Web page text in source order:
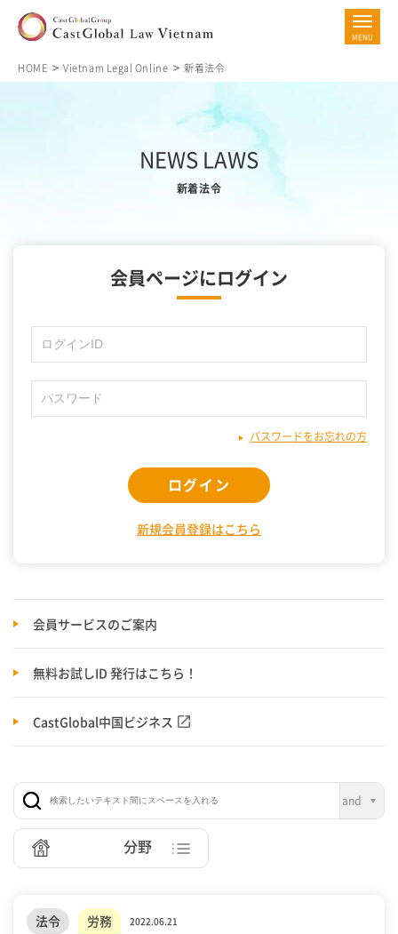
HOME Vietnam Legal Online 新着法令
NEWS LAWS
新着法令
会員ページにログイン
パスワードをお忘れの方
ログイン
新規会員登録はこちら
会員サービスのご案内
無料お試しID 発行はこちら！
CastGlobal中国ビジネス
分野
法令 労務 2022.06.21